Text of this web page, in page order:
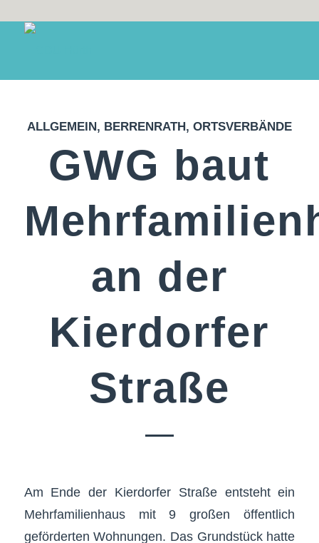
ALLGEMEIN, BERRENRATH, ORTSVERBÄNDE
GWG baut
an der
Kierdorfer
Straße
Am Ende der Kierdorfer Straße entsteht ein
Mehrfamilienhaus mit 9 großen öffentlich
geförderten Wohnungen. Das Grundstück hatte